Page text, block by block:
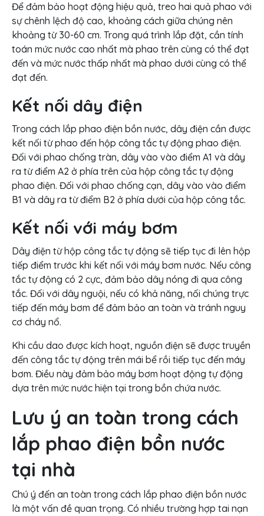
Để đảm bảo hoạt động hiệu quả, treo hai quả phao với
sự chênh lệch độ cao, khoảng cách giữa chúng nên
khoảng từ 30-60 cm. Trong quá trình lắp đặt, cần tính
toán mức nước cao nhất mà phao trên cùng có thể đạt
đến và mức nước thấp nhất mà phao dưới cùng có thể
đạt đến.
Kết nối dây điện
Trong cách lắp phao điện bồn nước, dây điện cần được
kết nối từ phao đến hộp công tắc tự động phao điện.
Đối với phao chống tràn, dây vào vào điểm A1 và dây
ra từ điểm A2 ở phía trên của hộp công tắc tự động
phao điện. Đối với phao chống cạn, dây vào vào điểm
B1 và dây ra từ điểm B2 ở phía dưới của hộp công tắc.
Kết nối với máy bơm
Dây điện từ hộp công tắc tự động sẽ tiếp tục đi lên hộp
tiếp điểm trước khi kết nối với máy bơm nước. Nếu công
tắc tự động có 2 cực, đảm bảo dây nóng đi qua công
tắc. Đối với dây nguội, nếu có khả năng, nối chúng trực
tiếp đến máy bơm để đảm bảo an toàn và tránh nguy
cơ cháy nổ.
Khi cầu dao được kích hoạt, nguồn điện sẽ được truyền
đến công tắc tự động trên mái bể rồi tiếp tục đến máy
bơm. Điều này đảm bảo máy bơm hoạt động tự động
dựa trên mức nước hiện tại trong bồn chứa nước.
Lưu ý an toàn trong cách
lắp phao điện bồn nước
tại nhà
Chú ý đến an toàn trong cách lắp phao điện bồn nước
là một vấn đề quan trọng. Có nhiều trường hợp tai nạn